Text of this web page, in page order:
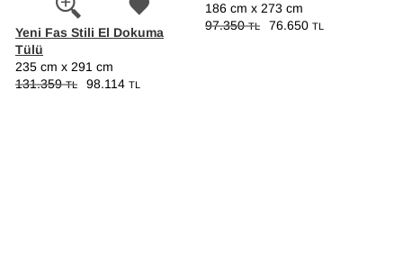
186 cm x 273 cm
97.350TL 76.650 TL
Yeni Fas Stili El Dokuma
Tülü
235 cm x 291 cm
131.359TL 98.114 TL